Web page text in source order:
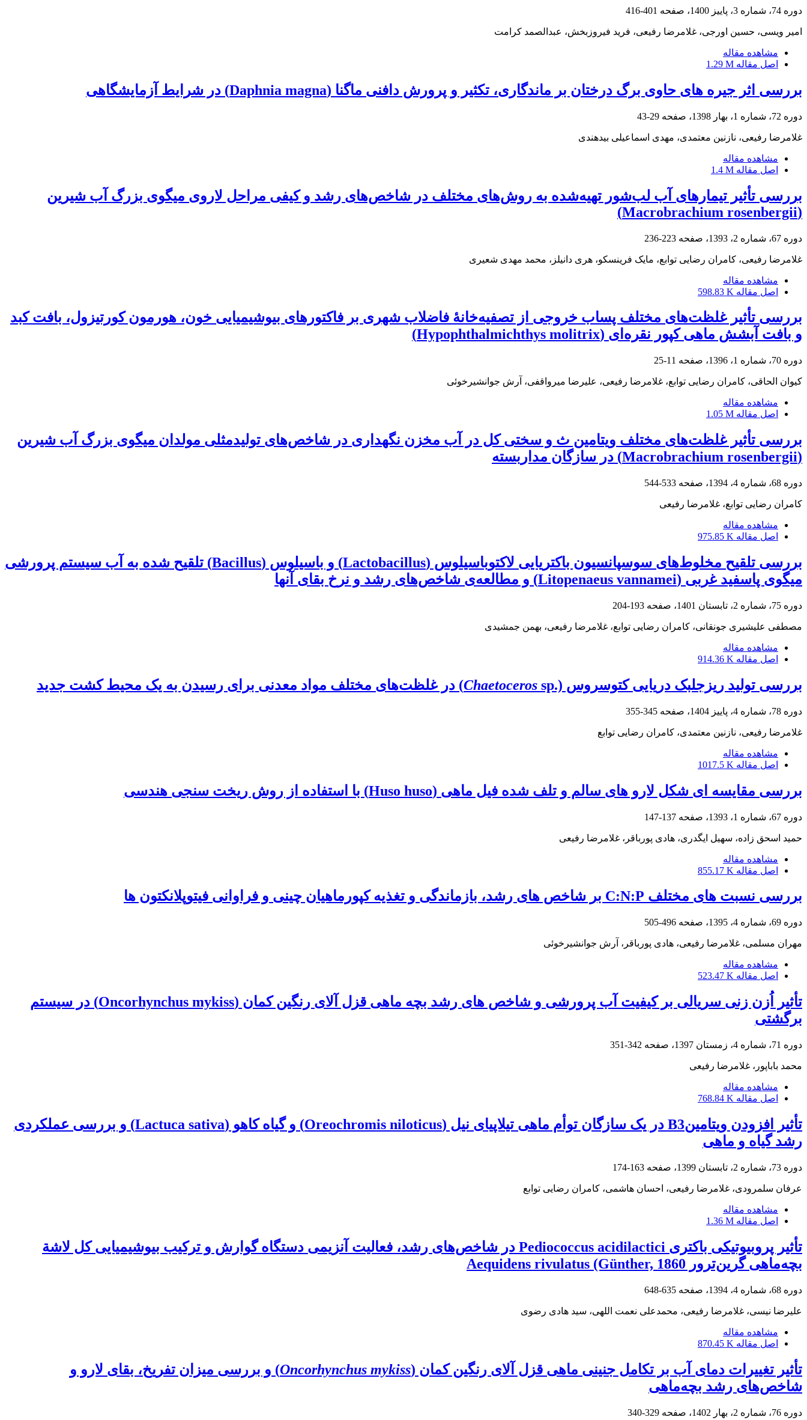
دوره 74، شماره 3، پاییز 1400، صفحه 401-416
امیر ویسی، حسین اورجی، غلامرضا رفیعی، فرید فیروزبخش، عبدالصمد کرامت
مشاهده مقاله
اصل مقاله 1.29 M
بررسی اثر جیره های حاوی برگ درختان بر ماندگاری، تکثیر و پرورش دافنی ماگنا (Daphnia magna) در شرایط آزمایشگاهی
دوره 72، شماره 1، بهار 1398، صفحه 29-43
غلامرضا رفیعی، نازنین معتمدی، مهدی اسماعیلی بیدهندی
مشاهده مقاله
اصل مقاله 1.4 M
بررسی تأثیر تیمارهای آب لب‌شور تهیه‌شده به روش‌های مختلف در شاخص‌های رشد و کیفی مراحل لاروی میگوی بزرگ آب شیرین
(Macrobrachium rosenbergii)
دوره 67، شماره 2، 1393، صفحه 223-236
غلامرضا رفیعی، کامران رضایی توابع، مایک فرینسکو، هری دانیلز، محمد مهدی شعیری
مشاهده مقاله
اصل مقاله 598.83 K
بررسی تأثیر غلظت‌های مختلف پساب خروجی از تصفیه‌خانۀ فاضلاب شهری بر فاکتورهای بیوشیمیایی خون، هورمون کورتیزول، بافت کبد
و بافت آبشش ماهی کپور نقره‌ای (Hypophthalmichthys molitrix)
دوره 70، شماره 1، 1396، صفحه 11-25
کیوان الحاقی، کامران رضایی توابع، غلامرضا رفیعی، علیرضا میرواقفی، آرش جوانشیرخوئی
مشاهده مقاله
اصل مقاله 1.05 M
بررسی تأثیر غلظت‌های مختلف ویتامین ث و سختی کل در آب مخزن نگهداری در شاخص‌های تولیدمثلی مولدان میگوی بزرگ آب شیرین
(Macrobrachium rosenbergii) در سازگان مداربسته
دوره 68، شماره 4، 1394، صفحه 533-544
کامران رضایی توابع، غلامرضا رفیعی
مشاهده مقاله
اصل مقاله 975.85 K
بررسی تلقیح مخلوط‌های سوسپانسیون باکتریایی لاکتوباسیلوس (Lactobacillus) و باسیلوس (Bacillus) تلقیح شده به آب سیستم پرورشی
میگوی پاسفید غربی (Litopenaeus vannamei) و مطالعه‌ی شاخص‌های رشد و نرخ بقای آنها
دوره 75، شماره 2، تابستان 1401، صفحه 193-204
مصطفی علیشیری جونقانی، کامران رضایی توابع، غلامرضا رفیعی، بهمن جمشیدی
مشاهده مقاله
اصل مقاله 914.36 K
بررسی تولید ریزجلبک دریایی کتوسروس (. Chaetoceros sp) در غلظت‌های مختلف مواد معدنی برای رسیدن به یک محیط کشت جدید
دوره 78، شماره 4، پاییز 1404، صفحه 345-355
غلامرضا رفیعی، نازنین معتمدی، کامران رضایی توابع
مشاهده مقاله
اصل مقاله 1017.5 K
بررسی مقایسه ای شکل لارو های سالم و تلف شده فیل ماهی (Huso huso) با استفاده از روش ریخت سنجی هندسی
دوره 67، شماره 1، 1393، صفحه 137-147
حمید اسحق زاده، سهیل ایگدری، هادی پورباقر، غلامرضا رفیعی
مشاهده مقاله
اصل مقاله 855.17 K
بررسی نسبت­ های مختلف C:N:P بر شاخص­ های رشد، بازماندگی و تغذیه کپورماهیان چینی و فراوانی فیتوپلانکتون­ ها
دوره 69، شماره 4، 1395، صفحه 496-505
مهران مسلمی، غلامرضا رفیعی، هادی پورباقر، آرش جوانشیرخوئی
مشاهده مقاله
اصل مقاله 523.47 K
تأثیر اُزن زنی سریالی بر کیفیت آب پرورشی و شاخص های رشد بچه ماهی قزل آلای رنگین کمان (Oncorhynchus mykiss) در سیستم
برگشتی
دوره 71، شماره 4، زمستان 1397، صفحه 342-351
محمد باباپور، غلامرضا رفیعی
مشاهده مقاله
اصل مقاله 768.84 K
تأثیر افزودن ویتامینB3 در یک سازگان توأم ماهی تیلاپیای نیل (Oreochromis niloticus) و گیاه کاهو (Lactuca sativa) و بررسی عملکردی
رشد گیاه و ماهی
دوره 73، شماره 2، تابستان 1399، صفحه 163-174
عرفان سلمرودی، غلامرضا رفیعی، احسان هاشمی، کامران رضایی توابع
مشاهده مقاله
اصل مقاله 1.36 M
تأثیر پروبیوتیکی باکتری Pediococcus acidilactici در شاخص‌های رشد، فعالیت آنزیمی دستگاه گوارش و ترکیب بیوشیمیایی کل لاشة
بچه‌ماهی گرین‌ترور Aequidens rivulatus (Günther, 1860
دوره 68، شماره 4، 1394، صفحه 635-648
علیرضا نیسی، غلامرضا رفیعی، محمدعلی نعمت اللهی، سید هادی رضوی
مشاهده مقاله
اصل مقاله 870.45 K
تأثیر تغییرات دمای آب بر تکامل جنینی ماهی قزل آلای رنگین کمان (Oncorhynchus mykiss) و بررسی میزان تفریخ، بقای لارو و
شاخص‌های رشد بچه‌ماهی
دوره 76، شماره 2، بهار 1402، صفحه 329-340